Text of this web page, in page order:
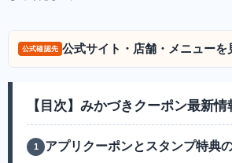
公式確認先 公式サイト・店舗・メニューを
【目次】みかづきクーポン最新情
アプリクーポンとスタンプ特典